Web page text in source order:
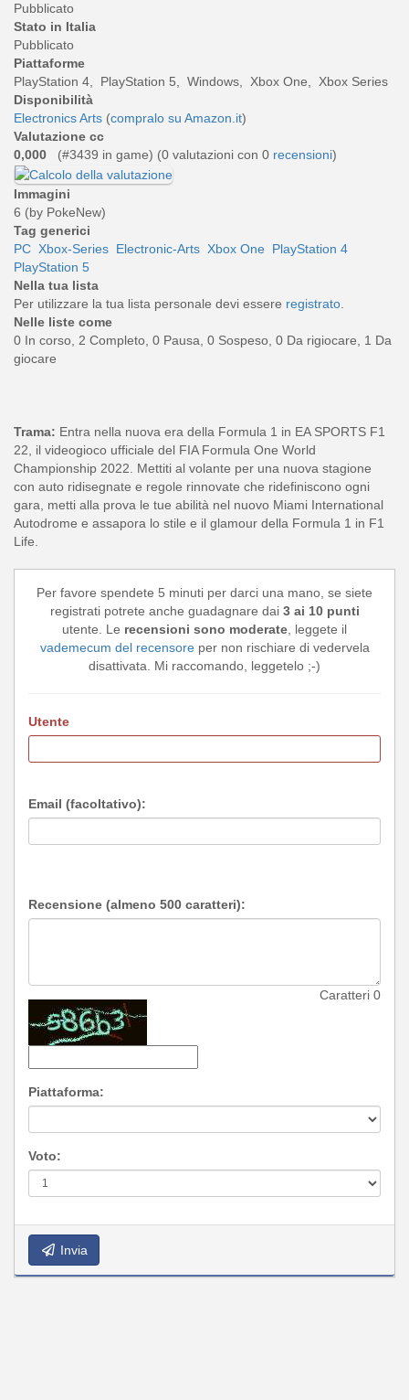
Pubblicato
Stato in Italia
Pubblicato
Piattaforme
PlayStation 4, PlayStation 5, Windows, Xbox One, Xbox Series
Disponibilità
Electronics Arts (compralo su Amazon.it)
Valutazione cc
0,000
(#3439 in game) (0 valutazioni con 0 recensioni)
Immagini
6 (by PokeNew)
Tag generici
PC Xbox-Series Electronic-Arts Xbox One PlayStation 4
PlayStation 5
Nella tua lista
Per utilizzare la tua lista personale devi essere registrato
Nelle liste come
0 In corso, 2 Completo, 0 Pausa, 0 Sospeso, 0 Da rigiocare, 1 Da
giocare
Trama: Entra nella nuova era della Formula 1 in EA SPORTS F1
22, il videogioco ufficiale del FIA Formula One World
Championship 2022. Mettiti al volante per una nuova stagione
con auto ridisegnate e regole rinnovate che ridefiniscono ogni
gara, metti alla prova le tue abilità nel nuovo Miami International
Autodrome e assapora lo stile e il glamour della Formula 1 in F1
Life.
Per favore spendete 5 minuti per darci una mano, se siete
registrati potrete anche guadagnare dai 3 ai 10 punti
utente. Le recensioni sono moderate , leggete il
vademecum del recensoreper non rischiare di vedervela
disattivata. Mi raccomando, leggetelo ;-)
Utente
Email (facoltativo):
Recensione (almeno 500 caratteri):
Caratteri 0
Piattaforma:
Voto:
Invia